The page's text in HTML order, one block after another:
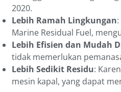
2020.
Lebih Ramah Lingkungan
Marine Residual Fuel,
Lebih Efisien dan Mudah
tidak memerlukan
Lebih Sedikit Residu:
mesin kapal, yang dapat